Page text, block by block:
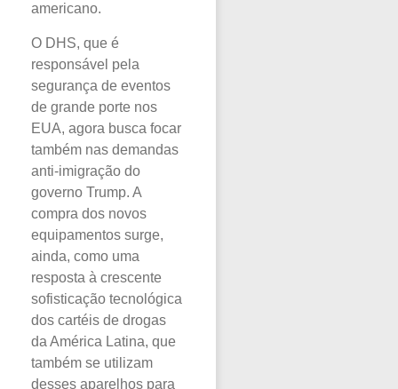
americano.
O DHS, que é
responsável pela
segurança de eventos
de grande porte nos
EUA, agora busca focar
também nas demandas
anti-imigração do
governo Trump. A
compra dos novos
equipamentos surge,
ainda, como uma
resposta à crescente
sofisticação tecnológica
dos cartéis de drogas
da América Latina, que
também se utilizam
desses aparelhos para